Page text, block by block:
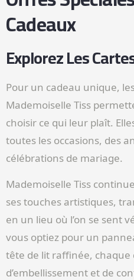
Cadeaux
Explorez Les
Pour un cadeau unique,
Mademoiselle Tiss
choisir ce qui leur plaît.
toutes les occasions, des
célébrations de mariage.
Mademoiselle Tiss
ses touches artistiques,
en un lieu où l’on se sent
vous optiez pour un
tête de lit raffinée, chaque
d’embellissement et de